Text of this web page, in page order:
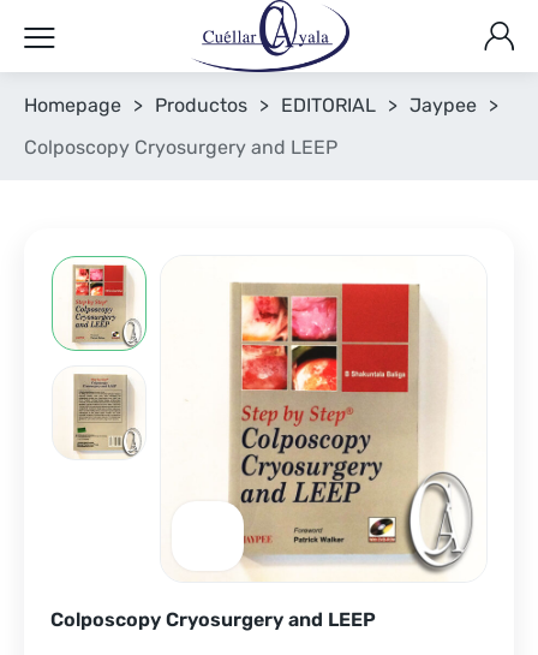
Homepage > Productos > EDITORIAL > Jaypee >
Colposcopy Cryosurgery and LEEP
Colposcopy Cryosurgery and LEEP